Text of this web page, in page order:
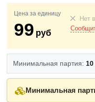
Цена за единицу
99 руб
Нет
Минимальная партия:
Минимальная